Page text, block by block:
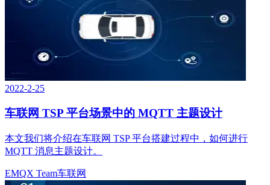
2022-2-25
车联网 TSP 平台场景中的 MQTT 主题设计
本文我们将介绍在车联网 TSP 平台搭建过程中，如何进行
MQTT 消息主题设计。
EMQX Team车联网